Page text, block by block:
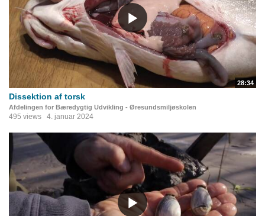
28:34
Dissektion af torsk
Afdelingen for Bæredygtig Udvikling - Øresundsmiljøskolen
495 views 4. januar 2024